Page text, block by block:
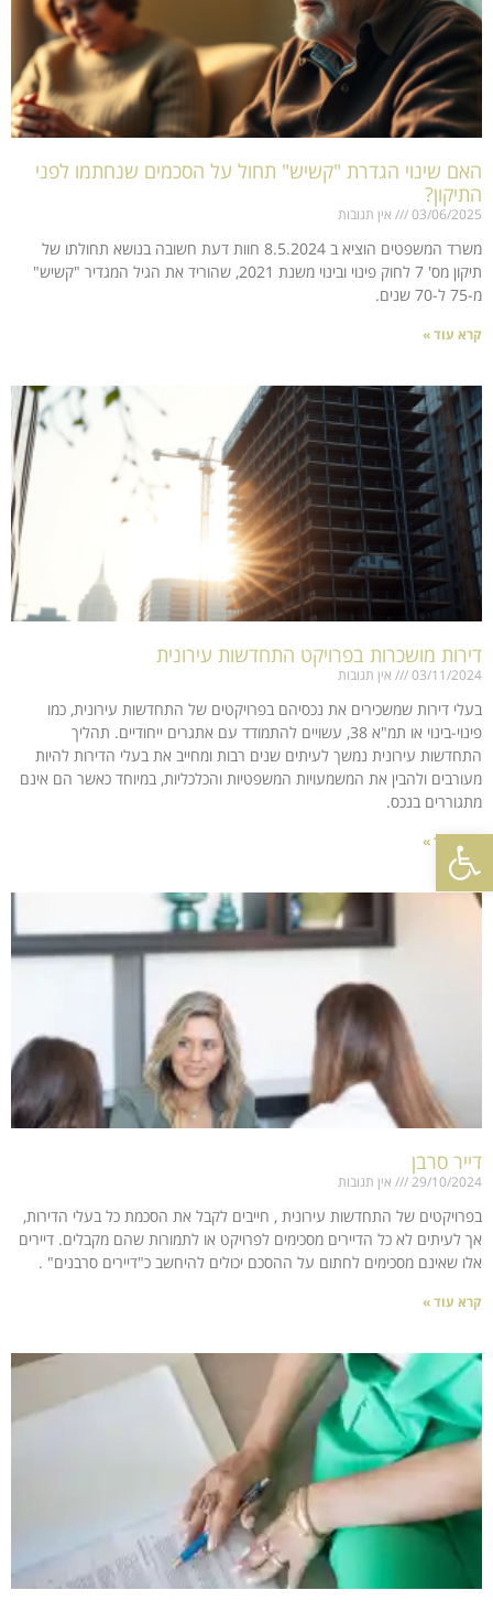
פתח סרגל נגישות
האם שינוי הגדרת "קשיש" תחול על הסכמים שנחתמו לפני
התיקון?
03/06/2025 אין תגובות
משרד המשפטים הוציא ב 8.5.2024 חוות דעת חשובה בנושא תחולתו של
תיקון מס' 7 לחוק פינוי ובינוי משנת 2021, שהוריד את הגיל המגדיר "קשיש"
מ-75 ל-70 שנים.
קרא עוד »
דירות מושכרות בפרויקט התחדשות עירונית
03/11/2024 אין תגובות
בעלי דירות שמשכירים את נכסיהם בפרויקטים של התחדשות עירונית, כמו
פינוי-בינוי או תמ"א 38, עשויים להתמודד עם אתגרים ייחודיים. תהליך
התחדשות עירונית נמשך לעיתים שנים רבות ומחייב את בעלי הדירות להיות
מעורבים ולהבין את המשמעויות המשפטיות והכלכליות, במיוחד כאשר הם אינם
מתגוררים בנכס.
קרא עוד »
דייר סרבן
29/10/2024 אין תגובות
בפרויקטים של התחדשות עירונית , חייבים לקבל את הסכמת כל בעלי הדירות,
אך לעיתים לא כל הדיירים מסכימים לפרויקט או לתמורות שהם מקבלים. דיירים
אלו שאינם מסכימים לחתום על ההסכם יכולים להיחשב כ"דיירים סרבנים" .
קרא עוד »